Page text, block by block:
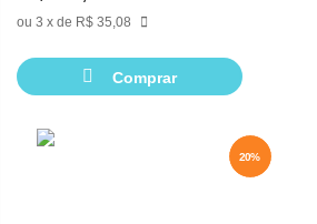
3 de R$ 35,08
Comprar
20%
20%